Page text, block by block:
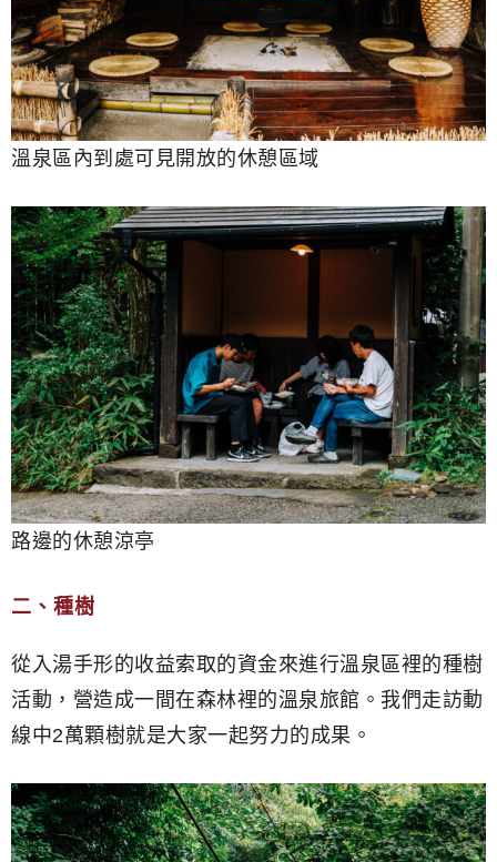
溫泉區內到處可見開放的休憩區域
路邊的休憩涼亭
二、種樹
從入湯手形的收益索取的資金來進行溫泉區裡的種樹
活動，營造成一間在森林裡的溫泉旅館。我們走訪動
線中2萬顆樹就是大家一起努力的成果。